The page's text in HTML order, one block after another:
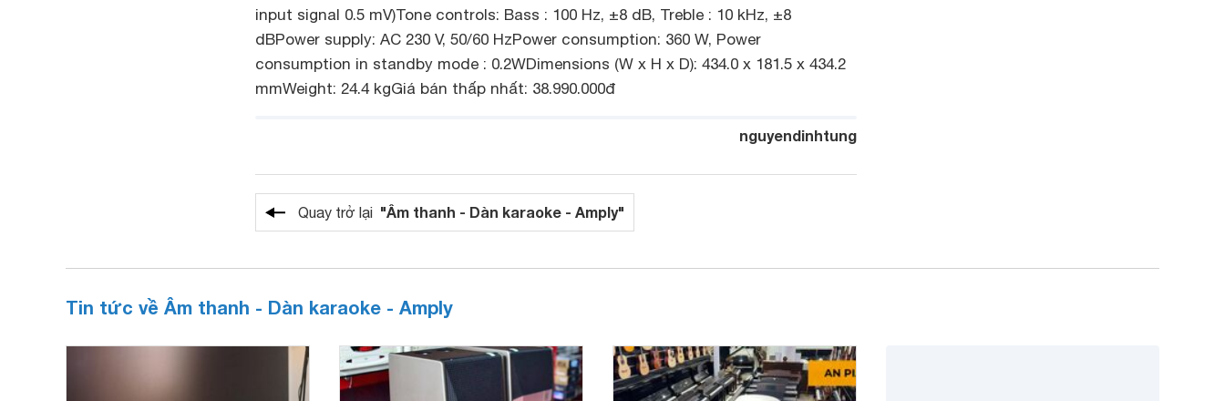
input signal 0.5 mV)Tone controls: Bass : 100 Hz, ±8 dB, Treble : 10 kHz, ±8
dBPower supply: AC 230 V, 50/60 HzPower consumption: 360 W, Power
consumption in standby mode : 0.2WDimensions (W x H x D): 434.0 x 181.5 x 434.2
mmWeight: 24.4 kgGiá bán thấp nhất: 38.990.000đ
nguyendinhtung
Quay trở lại "Âm thanh - Dàn karaoke - Amply"
Tin tức về Âm thanh - Dàn karaoke - Amply